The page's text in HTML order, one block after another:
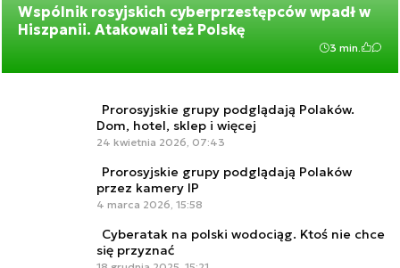
Wspólnik rosyjskich cyberprzestępców wpadł w
Hiszpanii. Atakowali też Polskę
3 min.
Prorosyjskie grupy podglądają Polaków.
Dom, hotel, sklep i więcej
24 kwietnia 2026, 07:43
Prorosyjskie grupy podglądają Polaków
przez kamery IP
4 marca 2026, 15:58
Cyberatak na polski wodociąg. Ktoś nie chce
się przyznać